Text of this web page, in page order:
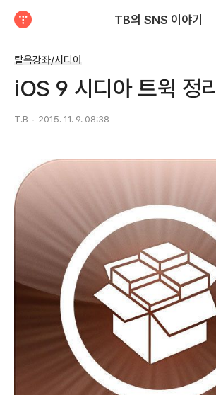
TB의 SNS 이야기
탈옥강좌/시디아
iOS 9 시디아 트윅 정리
T.B 2015. 11. 9. 08:38